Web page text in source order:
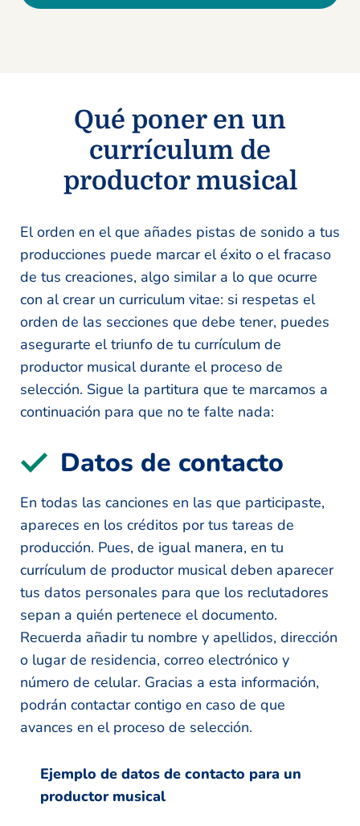
Qué poner en un
currículum de
productor musical
El orden en el que añades pistas de sonido a tus
producciones puede marcar el éxito o el fracaso
de tus creaciones, algo similar a lo que ocurre
con al crear un curriculum vitae: si respetas el
orden de las secciones que debe tener, puedes
asegurarte el triunfo de tu currículum de
productor musical durante el proceso de
selección. Sigue la partitura que te marcamos a
continuación para que no te falte nada:
Datos de contacto
En todas las canciones en las que participaste,
apareces en los créditos por tus tareas de
producción. Pues, de igual manera, en tu
currículum de productor musical deben aparecer
tus datos personales para que los reclutadores
sepan a quién pertenece el documento.
Recuerda añadir tu nombre y apellidos, dirección
o lugar de residencia, correo electrónico y
número de celular. Gracias a esta información,
podrán contactar contigo en caso de que
avances en el proceso de selección.
Ejemplo de datos de contacto para un
productor musical